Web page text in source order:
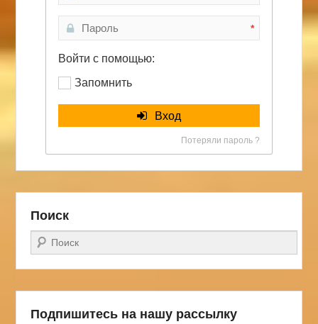
*
Войти с помощью:
Запомнить
Вход
Потеряли пароль ?
Поиск
Поиск
Подпишитесь на нашу рассылку